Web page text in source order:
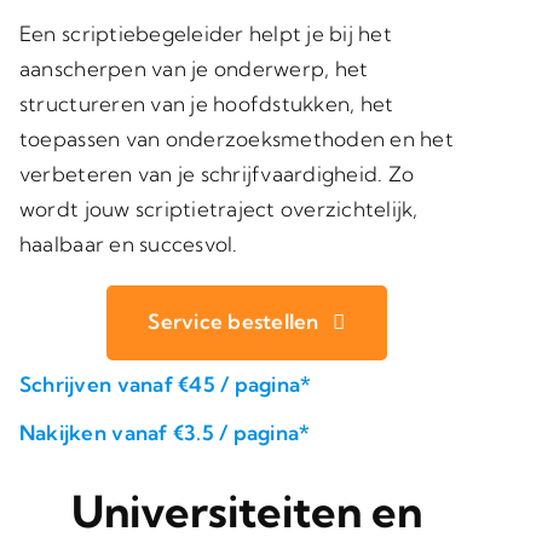
Een scriptiebegeleider helpt je bij het
aanscherpen van je onderwerp, het
structureren van je hoofdstukken, het
toepassen van onderzoeksmethoden en het
verbeteren van je schrijfvaardigheid. Zo
wordt jouw scriptietraject overzichtelijk,
haalbaar en succesvol.
Service bestellen
Schrijven vanaf €45 / pagina*
Nakijken vanaf €3.5 / pagina*
Universiteiten en